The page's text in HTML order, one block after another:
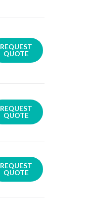
REQUEST
QUOTE
REQUEST
QUOTE
REQUEST
QUOTE